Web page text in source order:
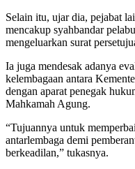
Selain itu, ujar dia, pejabat
mencakup syahbandar
mengeluarkan surat
Ia juga mendesak adanya
kelembagaan antara
dengan aparat penegak
Mahkamah Agung.
“Tujuannya untuk
antarlembaga demi
berkeadilan,” tukasnya.